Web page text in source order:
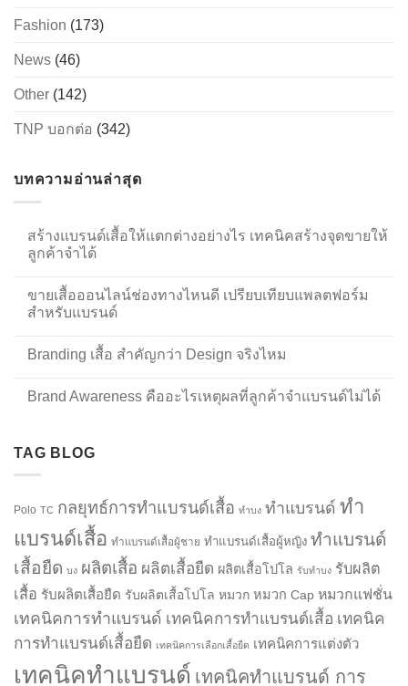
Fashion (173)
News (46)
Other (142)
TNP บอกต่อ (342)
บทความอ่านล่าสุด
สร้างแบรนด์เสื้อให้แตกต่างอย่างไร เทคนิคสร้างจุดขายให้
ลูกค้าจำได้
ขายเสื้อออนไลน์ช่องทางไหนดี เปรียบเทียบแพลตฟอร์ม
สำหรับแบรนด์
Branding เสื้อ สำคัญกว่า Design จริงไหม
Brand Awareness คืออะไรเหตุผลที่ลูกค้าจำแบรนด์ไม่ได้
TAG BLOG
Polo TC กลยุทธ์การทำแบรนด์เสื้อ ทำบง ทำแบรนด์ ทำ
แบรนด์เสื้อ ทำแบรนด์เสื้อผู้ชาย ทำแบรนด์เสื้อผู้หญิง ทำแบรนด์
เสื้อยืด บง ผลิตเสื้อ ผลิตเสื้อยืด ผลิตเสื้อโปโล รับทำบง รับผลิต
เสื้อ รับผลิตเสื้อยืด รับผลิตเสื้อโปโล หมวก หมวก Cap หมวกแฟชั่น
เทคนิคการทำแบรนด์ เทคนิคการทำแบรนด์เสื้อ เทคนิค
การทำแบรนด์เสื้อยืด เทคนิคการเลือกเสื้อยืด เทคนิคการแต่งตัว
เทคนิคทำแบรนด์ เทคนิคทำแบรนด์ การ